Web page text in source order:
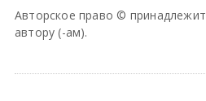
Авторское право © принадлежит
автору (-ам).